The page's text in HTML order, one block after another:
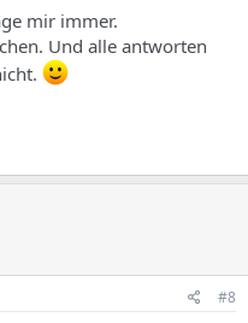
mir immer.
Und alle antworten
#8